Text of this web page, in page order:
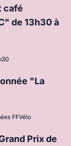
café
de 13h30 à
"La
FFVélo
Prix de